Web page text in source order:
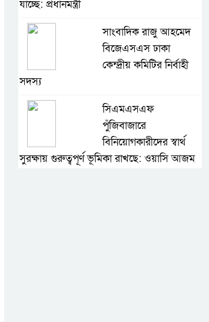
যাচ্ছে: প্রধানমন্ত্রী
সাংবাদিক রাজু আহমেদ
বিজেএসএস ঢাকা
কেন্দ্রীয় কমিটির নির্বাহী
সদস্য
সিএমএসএফ
পুঁজিবাজারে
বিনিয়োগকারীদের স্বার্থ
সুরক্ষায় গুরুত্বপূর্ণ ভূমিকা রাখছে: ওয়াসি আজম